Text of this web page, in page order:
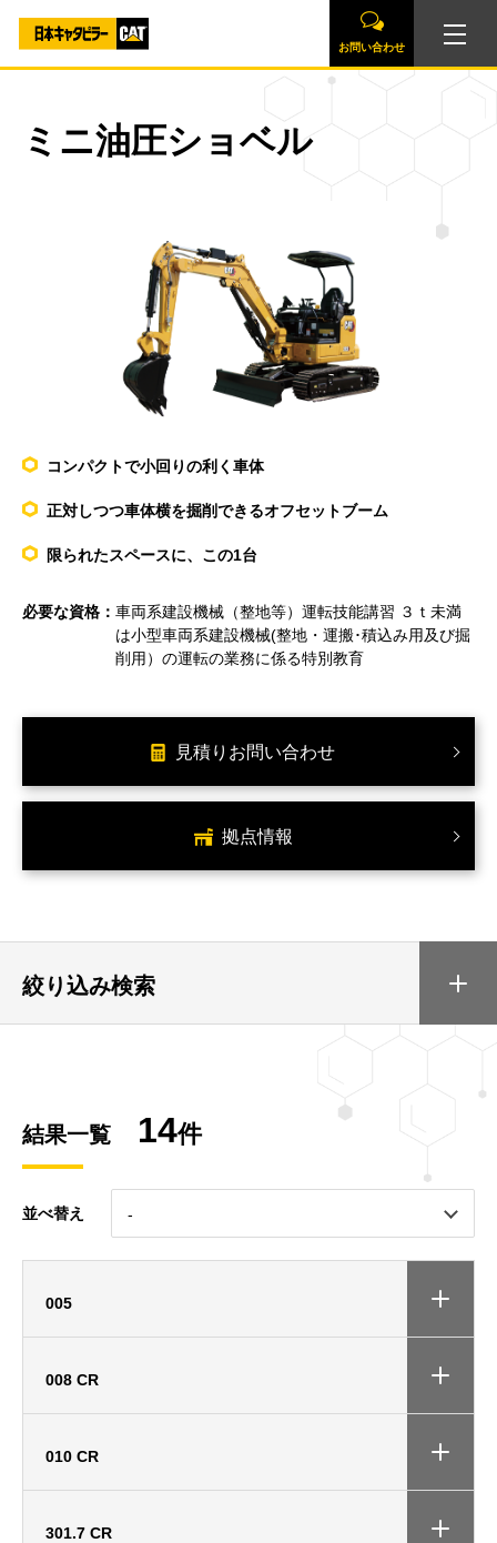
お問い合わせ
ミニ油圧ショベル
コンパクトで小回りの利く車体
正対しつつ車体横を掘削できるオフセットブーム
限られたスペースに、この1台
必要な資格： 車両系建設機械（整地等）運転技能講習 ３ｔ未満
は小型車両系建設機械(整地・運搬･積込み用及び掘
削用）の運転の業務に係る特別教育
見積りお問い合わせ
拠点情報
絞り込み検索
結果一覧 14件
並べ替え
005
008 CR
010 CR
301.7 CR